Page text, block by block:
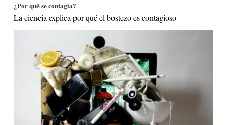
¿Por qué se contagia?
La ciencia explica por qué el bostezo es contagioso